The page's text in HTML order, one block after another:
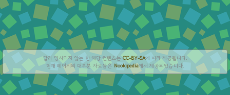
달리 명시되지 않는 한 해당 컨텐츠는 CC-BY-SA에 따라 제공됩니다.
현재 페이지의 대부분 자료들은 Nookipedia에서 제공되었습니다.